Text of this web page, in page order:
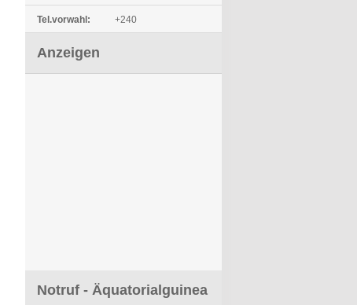
Tel.vorwahl: +240
Anzeigen
Notruf - Äquatorialguinea